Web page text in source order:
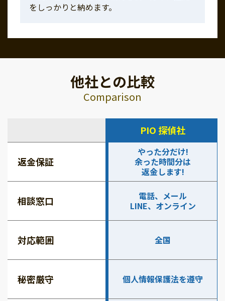
をしっかりと納めます。
他社との比較
Comparison
PIO 探偵社
返金保証
やった分だけ!
余った時間分は
返金します!
相談窓口
電話、メール
LINE、オンライン
対応範囲 全国
秘密厳守 個人情報保護法を遵守